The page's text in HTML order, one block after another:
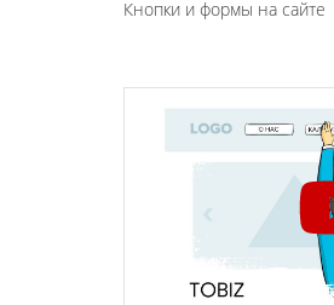
Кнопки и формы на сайте